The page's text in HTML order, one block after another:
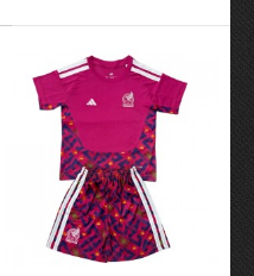
Mexico Hjemme VM 2026